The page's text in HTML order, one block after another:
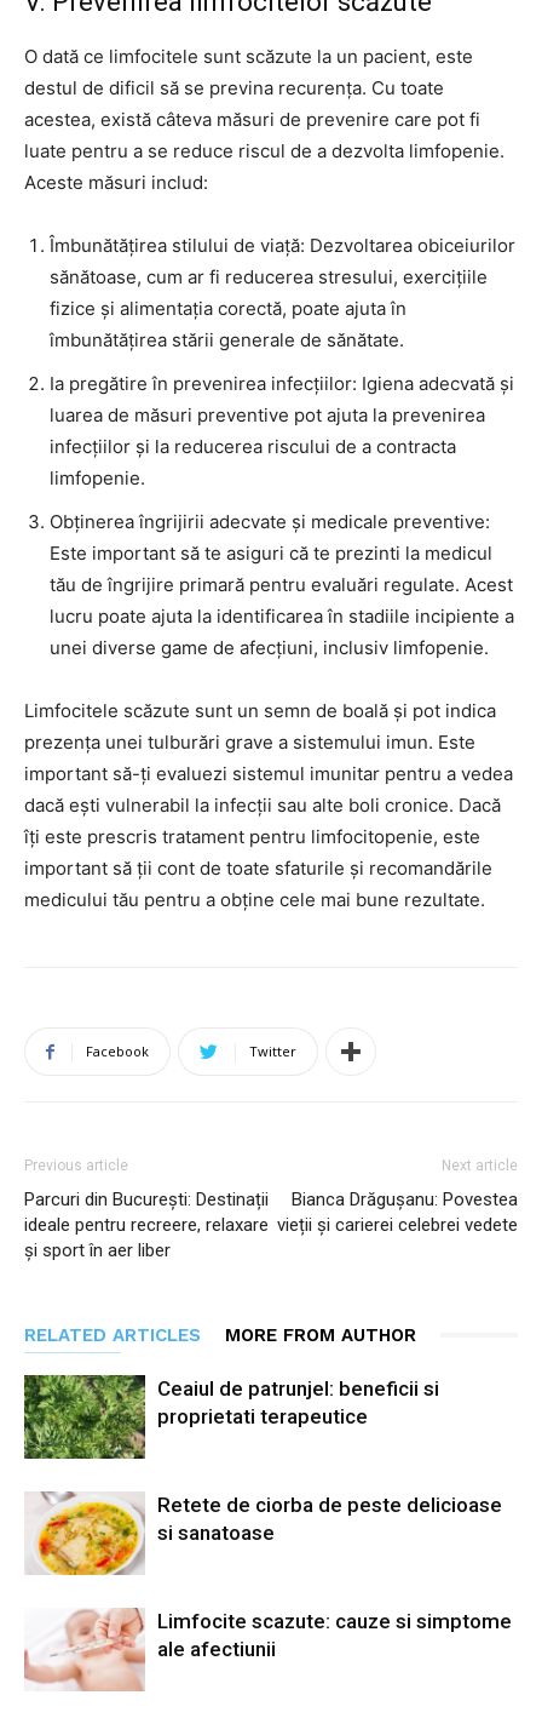
O dată ce limfocitele sunt scăzute la un pacient, este
destul de dificil să se previna recurența. Cu toate
acestea, există câteva măsuri de prevenire care pot fi
luate pentru a se reduce riscul de a dezvolta limfopenie.
Aceste măsuri includ:
Îmbunătățirea stilului de viață: Dezvoltarea obiceiurilor
sănătoase, cum ar fi reducerea stresului, exercițiile
fizice și alimentația corectă, poate ajuta în
îmbunătățirea stării generale de sănătate.
Ia pregătire în prevenirea infecțiilor: Igiena adecvată și
luarea de măsuri preventive pot ajuta la prevenirea
infecțiilor și la reducerea riscului de a contracta
limfopenie.
Obținerea îngrijirii adecvate și medicale preventive:
Este important să te asiguri că te prezinti la medicul
tău de îngrijire primară pentru evaluări regulate. Acest
lucru poate ajuta la identificarea în stadiile incipiente a
unei diverse game de afecțiuni, inclusiv limfopenie.
Limfocitele scăzute sunt un semn de boală și pot indica
prezența unei tulburări grave a sistemului imun. Este
important să-ți evaluezi sistemul imunitar pentru a vedea
dacă ești vulnerabil la infecții sau alte boli cronice. Dacă
îți este prescris tratament pentru limfocitopenie, este
important să ții cont de toate sfaturile și recomandările
medicului tău pentru a obține cele mai bune rezultate.
Facebook Twitter
Previous article
Parcuri din București: Destinații
ideale pentru recreere, relaxare
și sport în aer liber
Next article
Bianca Drăgușanu: Povestea
vieții și carierei celebrei vedete
RELATED ARTICLES MORE FROM AUTHOR
Ceaiul de patrunjel: beneficii si
proprietati terapeutice
Retete de ciorba de peste delicioase
si sanatoase
Limfocite scazute: cauze si simptome
ale afectiunii